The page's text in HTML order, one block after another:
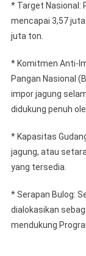
* Target Nasional:
mencapai 3,57
juta ton.
* Komitmen Anti-
Pangan Nasional
impor jagung
didukung penuh
* Kapasitas
jagung, atau
yang tersedia.
* Serapan Bulog:
dialokasikan
mendukung